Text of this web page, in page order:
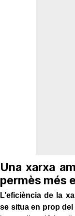
Una xarxa
permès més
L’eficiència de la
se situa en prop del